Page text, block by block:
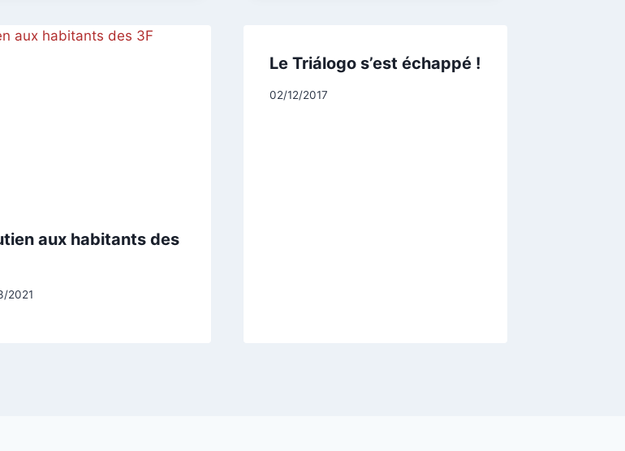
aux habitants des
2021
Le Triálogo s’est échappé !
Par
02/12/2017